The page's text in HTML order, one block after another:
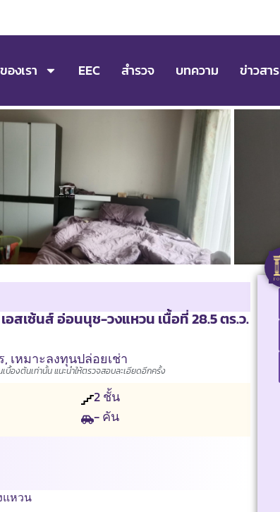
องเรา EEC สำรวจ บทความ ข่าวสาร
อสเซ้นส์ อ่อนนุช-วงแหวน เนื้อที่ 28.5 ตร.ว.
, เหมาะลงทุนปล่อยเช่า
บื้องต้นเท่านั้น แนะนำให้ตรวจสอบละเอียดอีกครั้ง
2ชั้น
- คัน
แหวน